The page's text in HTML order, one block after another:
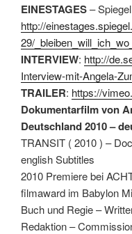
EINESTAGES–
http://
29/
INTERVIEW: http://
Interview-mit-Angela-
TRAILER: https://
Dokumentarfilm von
Deutschland 2010 –
TRANSIT ( 2010 ) –
english Subtitles
2010 Premiere bei
filmaward im Babylon
Buch und Regie –
Redaktion –